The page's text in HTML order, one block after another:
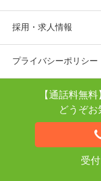
採用・求人情報
プライバシーポリシー
【通話料無
どうぞ
受